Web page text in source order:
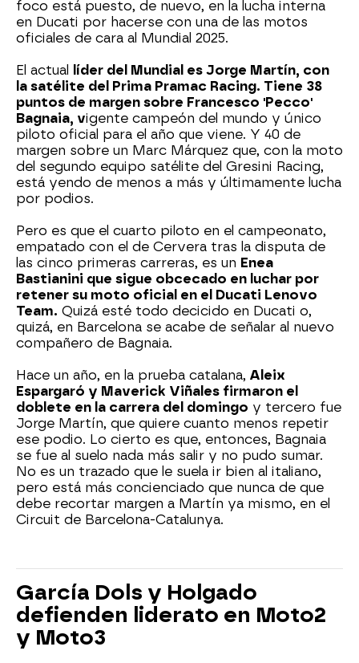
foco está puesto, de nuevo, en la lucha interna
en Ducati por hacerse con una de las motos
oficiales de cara al Mundial 2025.
El actual
líder del Mundial es Jorge Martín, con
la satélite del Prima Pramac Racing. Tiene 38
puntos de margen sobre Francesco 'Pecco'
Bagnaia, vigente campeón del mundo y único
piloto oficial para el año que viene. Y 40 de
margen sobre un Marc Márquez que, con la moto
del segundo equipo satélite del Gresini Racing,
está yendo de menos a más y últimamente lucha
por podios.
Pero es que el cuarto piloto en el campeonato,
empatado con el de Cervera tras la disputa de
las cinco primeras carreras, es un Enea
Bastianini que sigue obcecado en luchar por
retener su moto oficial en el Ducati Lenovo
Team. Quizá esté todo decicido en Ducati o,
quizá, en Barcelona se acabe de señalar al nuevo
compañero de Bagnaia.
Hace un año, en la prueba catalana, Aleix
Espargaró y Maverick Viñales firmaron el
doblete en la carrera del domingo y tercero fue
Jorge Martín, que quiere cuanto menos repetir
ese podio. Lo cierto es que, entonces, Bagnaia
se fue al suelo nada más salir y no pudo sumar.
No es un trazado que le suela ir bien al italiano,
pero está más concienciado que nunca de que
debe recortar margen a Martín ya mismo, en el
Circuit de Barcelona-Catalunya.
García Dols y Holgado
defienden liderato en Moto2
y Moto3